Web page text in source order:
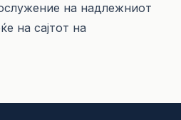
на надлежниот
на сајтот на